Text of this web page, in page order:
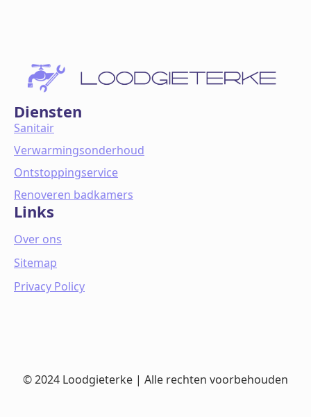
Diensten
Sanitair
Verwarmingsonderhoud
Ontstoppingservice
Renoveren badkamers
Links
Over ons
Sitemap
Privacy Policy
© 2024 Loodgieterke | Alle rechten voorbehouden